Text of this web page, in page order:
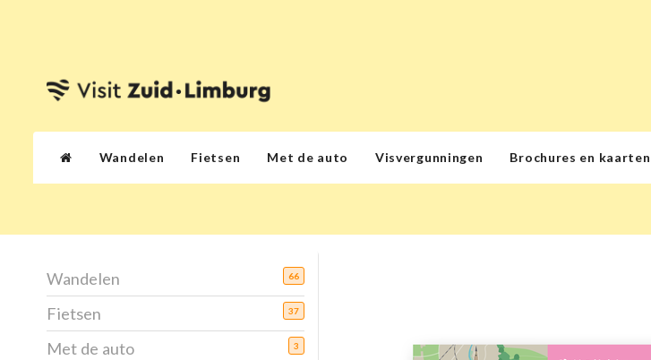
Wandelen Fietsen Met de auto Visvergunningen Brochures en kaarten
Wandelen 66
Fietsen 37
Met de auto 3